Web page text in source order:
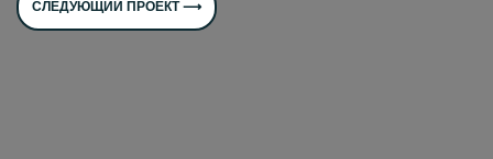
СЛЕДУЮЩИЙ ПРОЕКТ ⟶